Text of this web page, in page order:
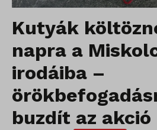
Kutyák
napra a
irodáiba –
buzdít az akció